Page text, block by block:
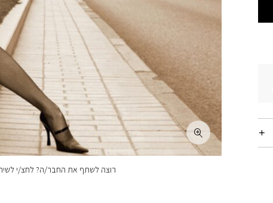
רוצה לשתף את החבר/ה? לחצ/י